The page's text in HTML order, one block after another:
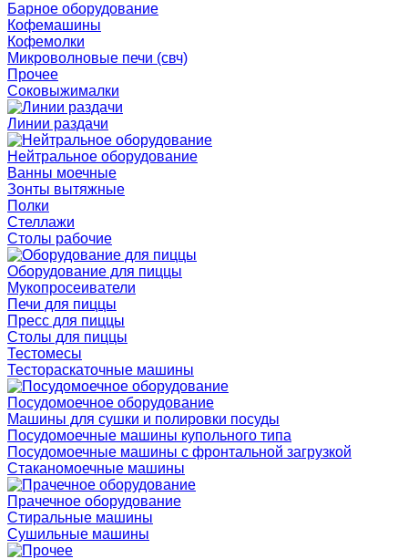
Барное оборудование
Кофемашины
Кофемолки
Микроволновые печи (свч)
Прочее
Соковыжималки
Линии раздачи
Нейтральное оборудование
Ванны моечные
Зонты вытяжные
Полки
Стеллажи
Столы рабочие
Оборудование для пиццы
Мукопросеиватели
Печи для пиццы
Пресс для пиццы
Столы для пиццы
Тестомесы
Тестораскаточные машины
Посудомоечное оборудование
Машины для сушки и полировки посуды
Посудомоечные машины купольного типа
Посудомоечные машины с фронтальной загрузкой
Стаканомоечные машины
Прачечное оборудование
Стиральные машины
Сушильные машины